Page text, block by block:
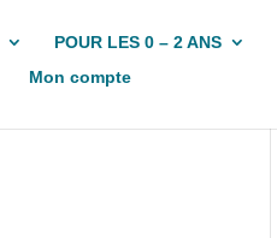
POUR LES 0 – 2 ANS
Mon compte